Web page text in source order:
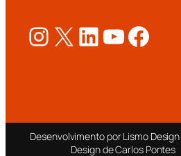
Instagram X LinkedIn Youtube Facebook
Desenvolvimento por Lismo
Design de Carlos Pontes